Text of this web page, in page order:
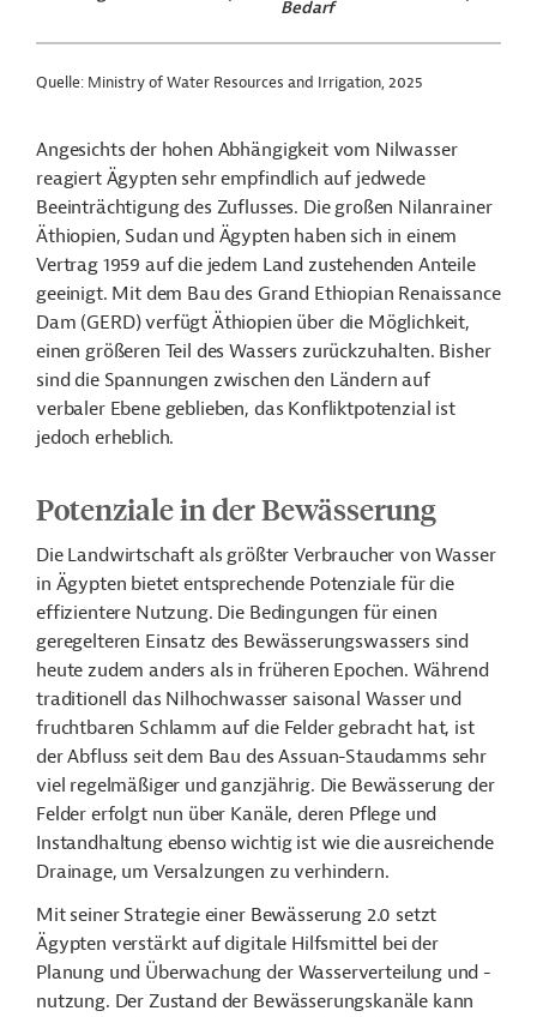
Bedarf
Quelle: Ministry of Water Resources and Irrigation, 2025
Angesichts der hohen Abhängigkeit vom Nilwasser
reagiert Ägypten sehr empfindlich auf jedwede
Beeinträchtigung des Zuflusses. Die großen Nilanrainer
Äthiopien, Sudan und Ägypten haben sich in einem
Vertrag 1959 auf die jedem Land zustehenden Anteile
geeinigt. Mit dem Bau des Grand Ethiopian Renaissance
Dam (GERD) verfügt Äthiopien über die Möglichkeit,
einen größeren Teil des Wassers zurückzuhalten. Bisher
sind die Spannungen zwischen den Ländern auf
verbaler Ebene geblieben, das Konfliktpotenzial ist
jedoch erheblich.
Potenziale in der Bewässerung
Die Landwirtschaft als größter Verbraucher von Wasser
in Ägypten bietet entsprechende Potenziale für die
effizientere Nutzung. Die Bedingungen für einen
geregelteren Einsatz des Bewässerungswassers sind
heute zudem anders als in früheren Epochen. Während
traditionell das Nilhochwasser saisonal Wasser und
fruchtbaren Schlamm auf die Felder gebracht hat, ist
der Abfluss seit dem Bau des Assuan-Staudamms sehr
viel regelmäßiger und ganzjährig. Die Bewässerung der
Felder erfolgt nun über Kanäle, deren Pflege und
Instandhaltung ebenso wichtig ist wie die ausreichende
Drainage, um Versalzungen zu verhindern.
Mit seiner Strategie einer Bewässerung 2.0 setzt
Ägypten verstärkt auf digitale Hilfsmittel bei der
Planung und Überwachung der Wasserverteilung und -
nutzung. Der Zustand der Bewässerungskanäle kann